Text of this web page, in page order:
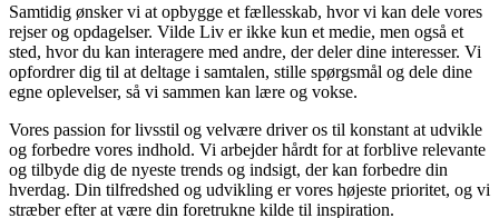
Samtidig ønsker vi at opbygge et fællesskab, hvor vi kan dele vores
rejser og opdagelser. Vilde Liv er ikke kun et medie, men også et
sted, hvor du kan interagere med andre, der deler dine interesser. Vi
opfordrer dig til at deltage i samtalen, stille spørgsmål og dele dine
egne oplevelser, så vi sammen kan lære og vokse.
Vores passion for livsstil og velvære driver os til konstant at udvikle
og forbedre vores indhold. Vi arbejder hårdt for at forblive relevante
og tilbyde dig de nyeste trends og indsigt, der kan forbedre din
hverdag. Din tilfredshed og udvikling er vores højeste prioritet, og vi
stræber efter at være din foretrukne kilde til inspiration.